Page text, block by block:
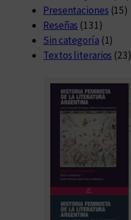
Presentaciones (15)
Reseñas (131)
Sin categoría (1)
Textos literarios (23)